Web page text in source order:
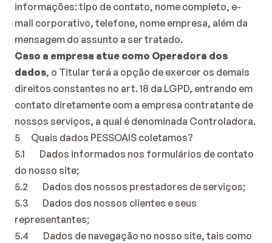
informações: tipo de contato, nome completo, e-
mail corporativo, telefone, nome empresa, além da
mensagem do assunto a ser tratado.
Caso a empresa atue como Operadora dos
dados, o Titular terá a opção de exercer os demais
direitos constantes no art. 18 da LGPD, entrando em
contato diretamente com a empresa contratante de
nossos serviços, a qual é denominada Controladora.
5      Quais dados PESSOAIS coletamos?
5.1        Dados informados nos formulários de contato
do nosso site;
5.2        Dados dos nossos prestadores de serviços;
5.3        Dados dos nossos clientes e seus
representantes;
5.4        Dados de navegação no nosso site, tais como